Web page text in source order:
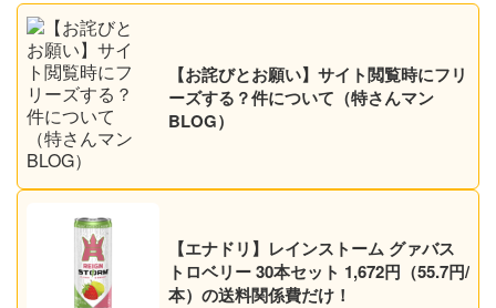
【お詫びとお願い】サイト閲覧時にフリ
ーズする？件について（特さんマン
BLOG）
【エナドリ】レインストーム グァバス
トロベリー 30本セット 1,672円（55.7円/
本）の送料関係費だけ！